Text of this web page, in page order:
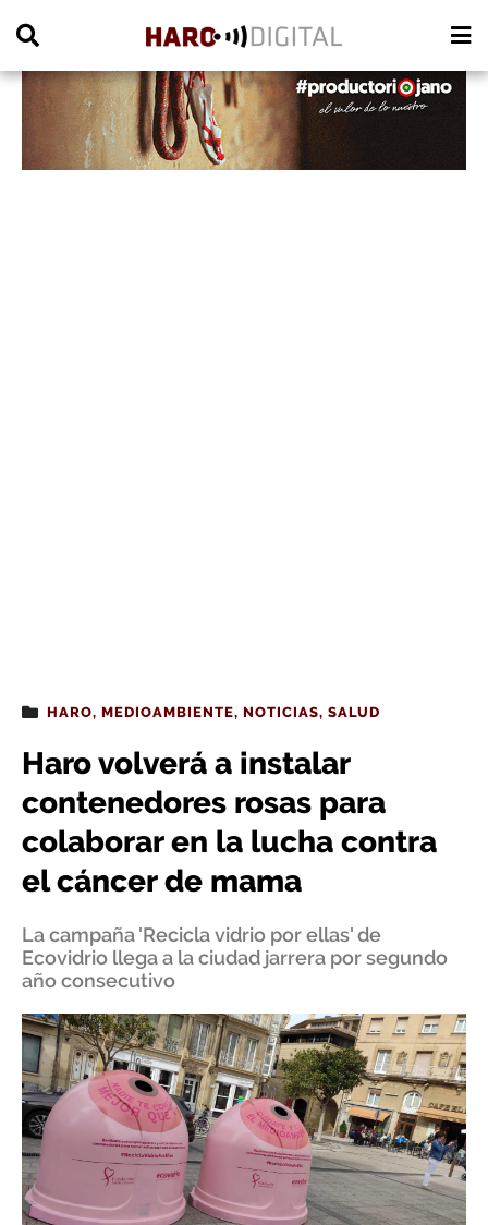
HARO, MEDIOAMBIENTE, NOTICIAS, SALUD
Haro volverá a instalar
contenedores rosas para
colaborar en la lucha contra
el cáncer de mama
La campaña 'Recicla vidrio por ellas' de
Ecovidrio llega a la ciudad jarrera por segundo
año consecutivo